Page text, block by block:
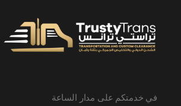
في خدمتكم على مدار الساعة